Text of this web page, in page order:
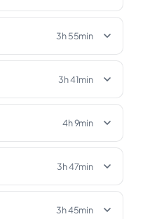
3h 55min
3h 41min
4h 9min
3h 47min
3h 45min